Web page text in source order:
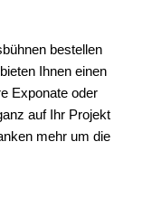
bestellen
Ihnen einen
Exponate oder
auf Ihr Projekt
mehr um die